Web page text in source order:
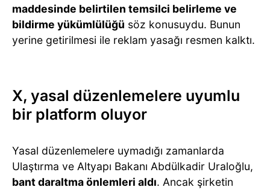
maddesinde belirtilen temsilci belirleme ve
bildirme yükümlülüğü söz konusuydu. Bunun
yerine getirilmesi ile reklam yasağı resmen kalktı.
X, yasal düzenlemelere uyumlu
bir platform oluyor
Yasal düzenlemelere uymadığı zamanlarda
Ulaştırma ve Altyapı Bakanı Abdülkadir Uraloğlu,
bant daraltma önlemleri aldı. Ancak şirketin